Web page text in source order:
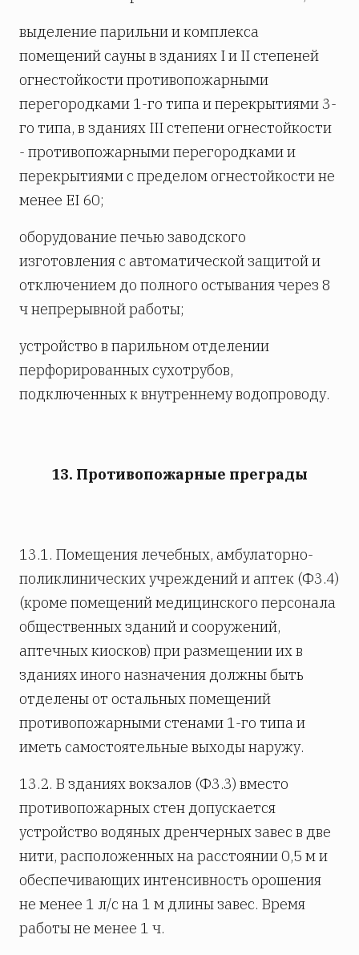
выделение парильни и комплекса
помещений сауны в зданиях I и II степеней
огнестойкости противопожарными
перегородками 1-го типа и перекрытиями 3-
го типа, в зданиях III степени огнестойкости
- противопожарными перегородками и
перекрытиями с пределом огнестойкости не
менее EI 60;
оборудование печью заводского
изготовления с автоматической защитой и
отключением до полного остывания через 8
ч непрерывной работы;
устройство в парильном отделении
перфорированных сухотрубов,
подключенных к внутреннему водопроводу.
13. Противопожарные преграды
13.1. Помещения лечебных, амбулаторно-
поликлинических учреждений и аптек (Ф3.4)
(кроме помещений медицинского персонала
общественных зданий и сооружений,
аптечных киосков) при размещении их в
зданиях иного назначения должны быть
отделены от остальных помещений
противопожарными стенами 1-го типа и
иметь самостоятельные выходы наружу.
13.2. В зданиях вокзалов (Ф3.3) вместо
противопожарных стен допускается
устройство водяных дренчерных завес в две
нити, расположенных на расстоянии 0,5 м и
обеспечивающих интенсивность орошения
не менее 1 л/с на 1 м длины завес. Время
работы не менее 1 ч.